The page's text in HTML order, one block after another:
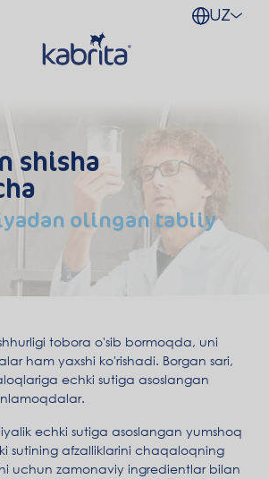
UZ
shisha
olingan tabiiy
tobora o'sib bormoqda, uni
ham yaxshi ko'rishadi. Borgan sari,
echki sutiga asoslangan
echki sutiga asoslangan yumshoq
sutining afzalliklarini chaqaloqning
uchun zamonaviy ingredientlar bilan